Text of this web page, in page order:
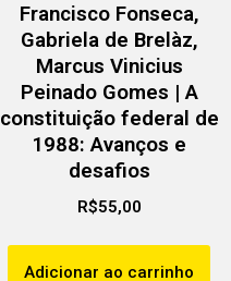
Francisco Fonseca,
Gabriela de Brelàz,
Marcus Vinicius
Peinado Gomes | A
constituição federal de
1988: Avanços e
desafios
R$55,00
Adicionar ao carrinho